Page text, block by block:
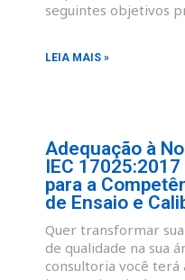
seguintes objetivos
LEIA MAIS »
Adequação à
IEC
para a
de Ensaio e
Quer transformar
de qualidade na sua
consultoria você terá